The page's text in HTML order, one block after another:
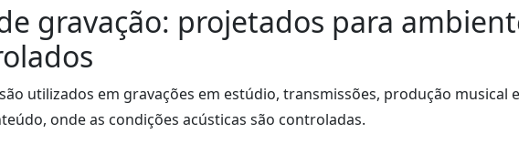
gravação: projetados para
utilizados em gravações em estúdio, transmissões, produção musical e
onde as condições acústicas são controladas.